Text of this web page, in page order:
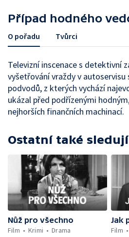
Případ hodného
O pořadu Tvůrci
Televizní inscenace s detektivní
vyšetřování vraždy v
podvodů, z kterých vychází
ukázal před podřízenými
nejhorších finančních machinací.
Ostatní také sledují
Nůž pro všechno
Film
Krimi Drama
Jak
Film